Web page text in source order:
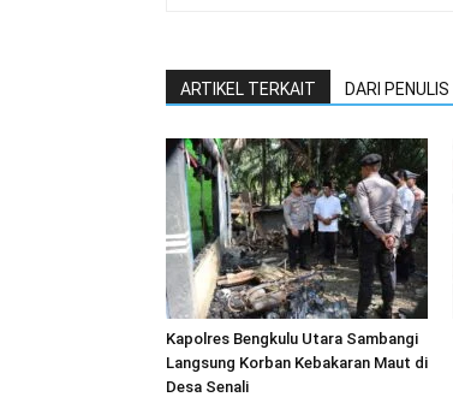
ARTIKEL TERKAIT DARI PENULIS
Kapolres Bengkulu Utara Sambangi
Langsung Korban Kebakaran Maut di
Desa Senali